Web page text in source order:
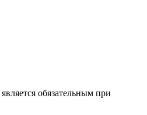
обязательным при